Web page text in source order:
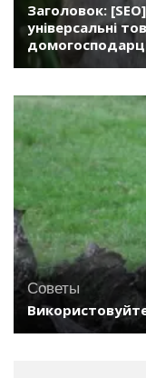
Заголовок:
універсальні
Советы